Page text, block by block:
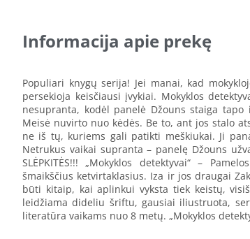
Informacija apie prekę
Populiari knygų serija! Jei manai, kad
persekioja keisčiausi įvykiai. Mokyklos
nesupranta, kodėl panelė Džouns staiga
Meisė nuvirto nuo kėdės. Be to, ant jos stalo
ne iš tų, kuriems gali patikti meškiukai. Ji
Netrukus vaikai supranta – panelę Džouns
SLĖPKITĖS!!! „Mokyklos detektyvai“ –
šmaikščius ketvirtaklasius. Iza ir jos draugai
būti kitaip, kai aplinkui vyksta tiek keistų,
leidžiama dideliu šriftu, gausiai iliustruota,
literatūra vaikams nuo 8 metų. „Mokyklos